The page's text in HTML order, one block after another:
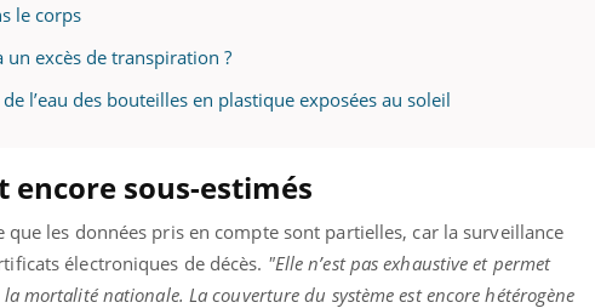
le corps
excès de transpiration ?
l’eau des bouteilles en plastique exposées au soleil
encore sous-estimés
les données pris en compte sont partielles, car la surveillance
électroniques de décès. "Elle n’est pas exhaustive et permet
mortalité nationale. La couverture du système est encore hétérogène